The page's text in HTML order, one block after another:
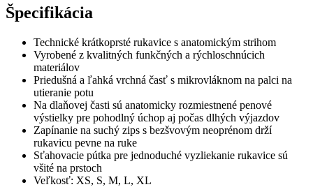
Špecifikácia
Technické krátkoprsté rukavice s anatomickým strihom
Vyrobené z kvalitných funkčných a rýchloschnúcich
materiálov
Priedušná a ľahká vrchná časť s mikrovláknom na palci na
utieranie potu
Na dlaňovej časti sú anatomicky rozmiestnené penové
výstielky pre pohodlný úchop aj počas dlhých výjazdov
Zapínanie na suchý zips s bezšvovým neoprénom drží
rukavicu pevne na ruke
Sťahovacie pútka pre jednoduché vyzliekanie rukavice sú
všité na prstoch
Veľkosť: XS, S, M, L, XL